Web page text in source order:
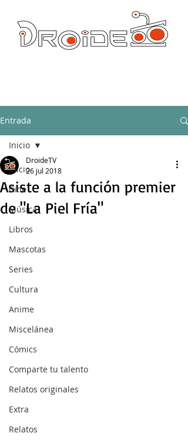
Entrada
Inicio
Cine
Música
Libros
Mascotas
Series
Cultura
Anime
Miscelánea
Cómics
Comparte tu talento
Relatos originales
Extra
Relatos
Inicio
Asiste a la función premier
de "La Piel Fría"
DroideTV
26 jul 2018